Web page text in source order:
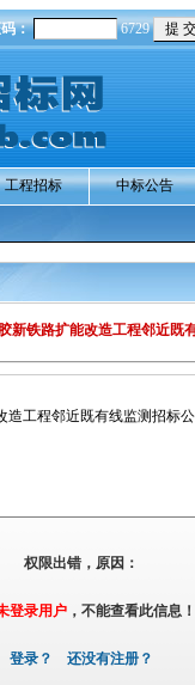
： 6729
工程招标 中标公告
新铁路扩能改造工程邻近既
造工程邻近既有线监测招标
权限出错，原因：
登录用户，不能查看此信息！
登录？ 还没有注册？